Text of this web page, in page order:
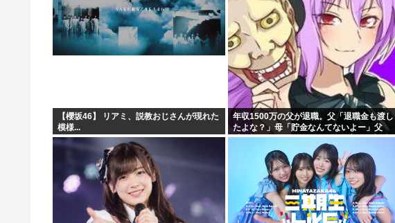
【櫻坂46】 リアミ、説教おじさんが現れた
模様...
年収1500万の父が退職。父「退職金も渡し
たよな？」母「貯金なんてないよー」父
「全部なくなったの！？」→予想外の返事
に家族騒然となり…